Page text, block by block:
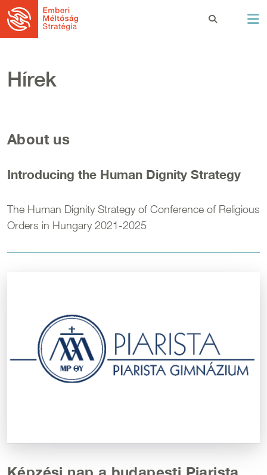
Ugrás a tartalomra
Hírek
About us
Introducing the Human Dignity Strategy
The Human Dignity Strategy of Conference of Religious
Orders in Hungary 2021-2025